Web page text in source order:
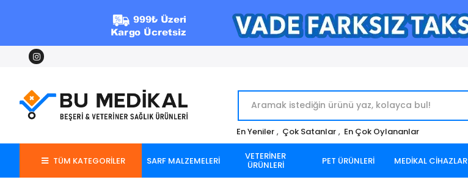
En Yeniler , Çok Satanlar , En Çok Oylananlar
TÜM KATEGORİLER SARF MALZEMELERİ VETERİNER
ÜRÜNLERİ PET ÜRÜNLERİ MEDİKAL CİHAZLAR